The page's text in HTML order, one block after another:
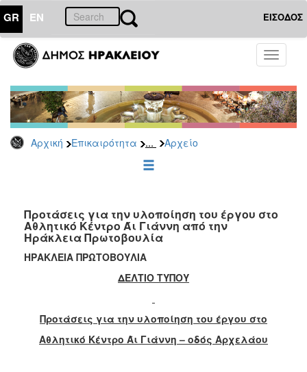
GR EN ΕΙΣΟΔΟΣ
Toggle
Αρχική Επικαιρότητα ... Αρχείο
ΕΠΙΚΑΙΡΟΤΗΤΑ
Παρατάξεις
Αρχείο
ΕΠΙΣΚΕΠΤΗΣ
ΗΡΑΚΛΕΙΟ
Προτάσεις για την υλοποίηση του έργου στο
Αθλητικό Κέντρο Άι Γιάννη από την
Ηράκλεια Πρωτοβουλία
ΗΡΑΚΛΕΙΑ ΠΡΩΤΟΒΟΥΛΙΑ
ΔΕΛΤΙΟ ΤΥΠΟΥ
Προτάσεις για την υλοποίηση του έργου στο
Αθλητικό Κέντρο Άι Γιάννη – οδός Αρχελάου